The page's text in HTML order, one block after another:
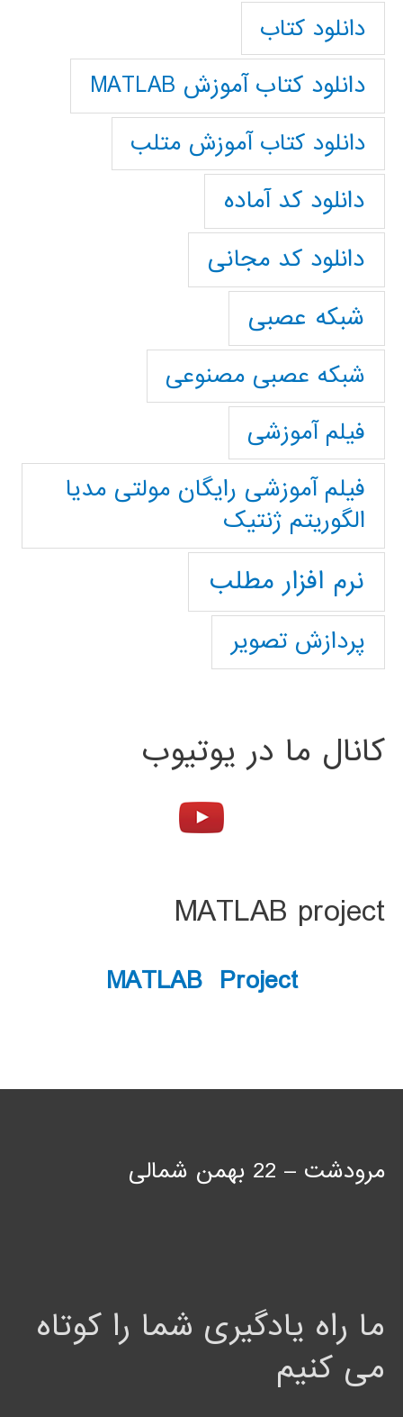
دانلود کتاب
دانلود کتاب آموزش MATLAB
دانلود کتاب آموزش متلب
دانلود کد آماده
دانلود کد مجانی
شبکه عصبی
شبکه عصبی مصنوعی
فیلم آموزشی
فیلم آموزشی رایگان مولتی مدیا
الگوریتم ژنتیک
نرم افزار مطلب
پردازش تصویر
کانال ما در یوتیوب
MATLAB project
MATLAB Project
مرودشت – 22 بهمن شمالی
ما راه یادگیری شما را کوتاه
می کنیم